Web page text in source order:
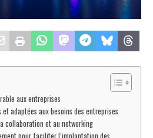
aux entreprises
adaptées aux besoins des entreprises
collaboration et au networking
pour faciliter l’implantation des